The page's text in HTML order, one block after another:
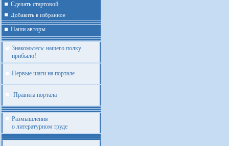
Сделать стартовой
Добавить в избранное
Наши авторы
Знакомьтесь: нашего полку
прибыло!
Первые шаги на портале
Правила портала
Размышления
о литературном труде